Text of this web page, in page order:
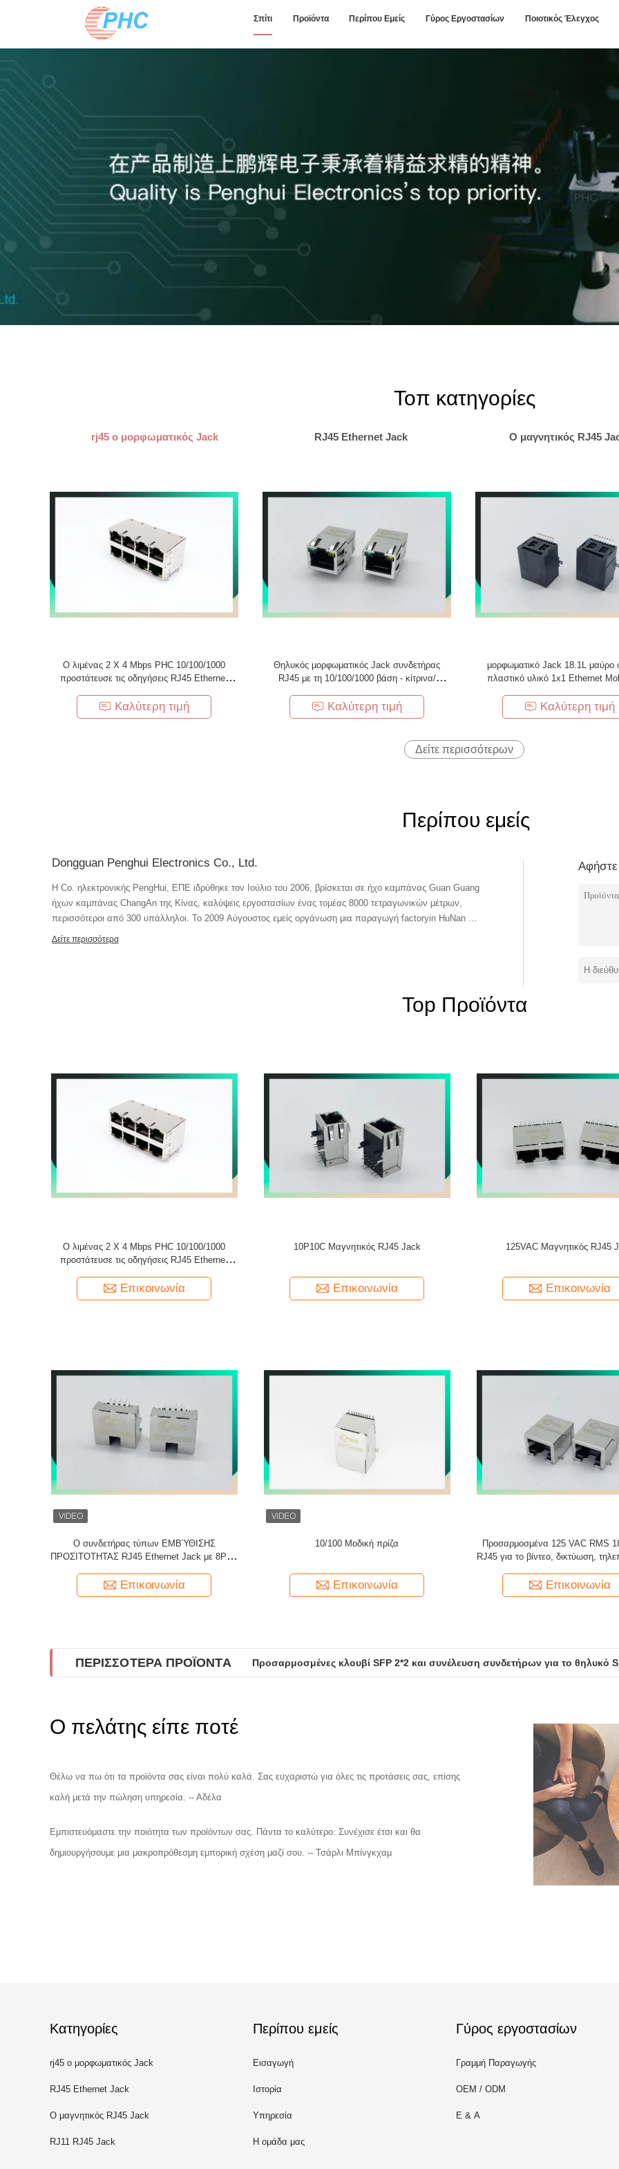
Σπίτι Προϊόντα Περίπου Εμείς Γύρος Εργοστασίων Ποιοτικός Έλεγχος
Τοπ κατηγορίες
rj45 ο μορφωματικός Jack RJ45 Ethernet Jack Ο μαγνητικός RJ45
Ο λιμένας 2 X 4 Mbps PHC 10/100/1000
προστάτευσε τις οδηγήσεις RJ45 Ethernet
Καλύτερη τιμή
Θηλυκός μορφωματικός Jack συνδετήρας
RJ45 με τη 10/100/1000 βάση - κίτρινα/
δάχτυλο της EMI
Καλύτερη τιμή
μορφωματικό Jack 18.1L μαύρο
πλαστικό υλικό 1x1 Ethernet
Καλύτερη τιμή
Δείτε περισσότερων
Περίπου εμείς
Dongguan Penghui Electronics Co., Ltd.
Η Co. ηλεκτρονικής PengHui, ΕΠΕ ιδρύθηκε τον Ιούλιο του 2006, βρίσκεται σε ήχο καμπάνας Guan Guang
ήχων καμπάνας ChangAn της Κίνας, καλύψεις εργοστασίων ένας τομέας 8000 τετραγωνικών μέτρων,
περισσότεροι από 300 υπάλληλοι. Το 2009 Αύγουστος εμείς οργάνωση μια παραγωγή factoryin HuNan Το
2010 πήραμε την πιστοποίηση ISO9001-2008 και UL. Η εστίαση PengHui στο σχέδιο, παραγωγή,
Έτσι μπορούμε να ελέγξουμε το κόστος και την ποιότητα καλύτερα. Το κύριο προϊόν μας: Μορφωματικό
_μας πελάτης περι:λαμβάνω καταναλωτικά ηλεκτρονικά, σπίτι συσκευή, επικοινωνία εξοπλισμός,
ηλεκτρικό σύστημα, πληρώνω σύστημα, και securlty, automtive, ιατρικός και άλλος βιομηχανία. Οι κύριοι
πελάτες: HUAWEI, MOTO, HITACHI, HISENSE, FLEXTRONICS, LIANDI, PAX, αστέρι-δίχτυ, NEWLAND
και ούτω καθεξής. Μετά από σχεδόν δέκα έτη προσπαθειών, με τα καινοτόμα προϊόντα, άριστη
ποιότητα, ακριβής παράδοση και άριστη υπηρεσία, μεγάλη να κερδίσει την εμπιστοσύνη και τον έπαινο
πελατών, και να καθιερώσει μια καλή φήμη μέσα στη βιομηχανία, πιστεύουμε: ο πελάτης έχει το
Δείτε περισσότερα
Top Προϊόντα
Ο λιμένας 2 X 4 Mbps PHC 10/100/1000
προστάτευσε τις οδηγήσεις RJ45 Ethernet
Επικοινωνία
10P10C Μαγνητικός RJ45 Jack
Επικοινωνία
125VAC Μαγνητικός RJ45
Επικοινωνία
Ο συνδετήρας τύπων ΕΜΒΎΘΙΣΗΣ
ΠΡΟΣΙΤΟΤΗΤΑΣ RJ45 Ethernet Jack με 8P8C
συνδετήρες
Επικοινωνία
10/100 Μοδική πρίζα
Επικοινωνία
Προσαρμοσμένα 125 VAC RMS
RJ45 για το βίντεο, δικτύωση,
Επικοινωνία
ΠΕΡΙΣΣΌΤΕΡΑ ΠΡΟΪΌΝΤΑ Προσαρμοσμένες κλουβί SFP 2*2 και συνέλευση συνδετήρων για το θηλυκό
Συσσωρευμένοι θηλυκοί SFP κλουβιών Pluggable 2 * 6 λιμένες τύπου
Ο πελάτης είπε ποτέ
Θέλω να πω ότι τα προϊόντα σας είναι πολύ καλά. Σας ευχαριστώ για όλες τις προτάσεις σας, επίσης
καλή μετά την πώληση υπηρεσία. -- Αδέλα
Εμπιστευόμαστε την ποιότητα των προϊόντων σας. Πάντα το καλύτερο. Συνέχισε έτσι και θα
δημιουργήσουμε μια μακροπρόθεσμη εμπορική σχέση μαζί σου. -- Τσάρλι Μπίνγκχαμ
Κατηγορίες
rj45 ο μορφωματικός Jack
RJ45 Ethernet Jack
Ο μαγνητικός RJ45 Jack
RJ11 RJ45 Jack
Περίπου εμείς
Εισαγωγή
Ιστορία
Υπηρεσία
Η ομάδα μας
Γύρος εργοστασίων
Γραμμή Παραγωγής
OEM / ODM
Ε & Α